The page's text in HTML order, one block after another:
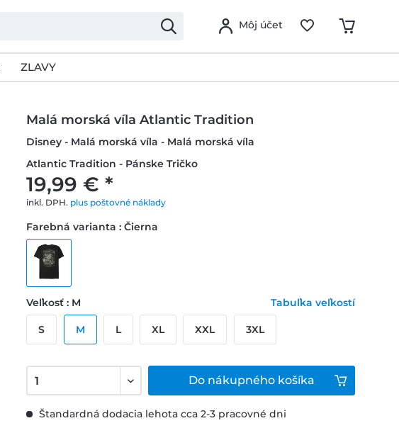
Môj účet
ZLAVY
Malá morská víla Atlantic Tradition
Disney - Malá morská víla - Malá morská víla
Atlantic Tradition - Pánske Tričko
19,99 € *
inkl. DPH. plus poštovné náklady
Štandardná dodacia lehota cca 2-3 pracovné dni
Farebná varianta : Čierna
Veľkosť : M Tabuľka veľkostí
S M L XL XXL 3XL
Do nákupného košíka